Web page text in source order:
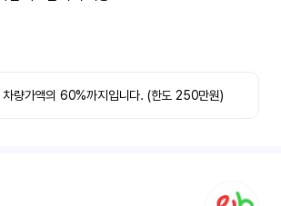
차량가액의 60%까지입니다. (한도 250만원)